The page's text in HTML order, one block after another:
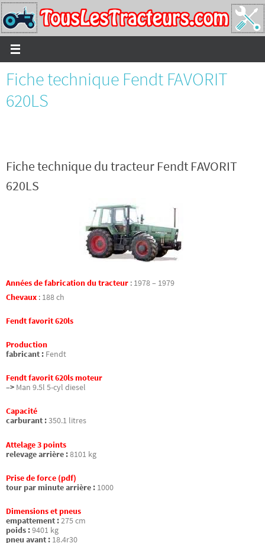
Passer
vers
le
contenu
Fiche technique Fendt FAVORIT
620LS
Fiche technique du tracteur Fendt FAVORIT
620LS
Années de fabrication du tracteur : 1978 – 1979
Chevaux : 188 ch
Fendt favorit 620ls
Production
fabricant : Fendt
Fendt favorit 620ls moteur
–> Man 9.5l 5-cyl diesel
Capacité
carburant :350.1 litres
Attelage 3 points
relevage arrière :8101 kg
Prise de force (pdf)
tour par minute arrière : 1000
Dimensions et pneus
empattement :275 cm
poids :9401 kg
pneu avant : 18.4r30